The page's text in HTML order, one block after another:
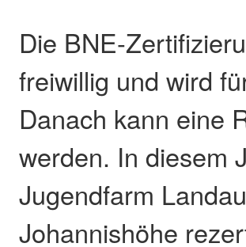
Die BNE-
freiwillig und wird
Danach kann eine
werden. In diesem
Jugendfarm
Johannishöhe